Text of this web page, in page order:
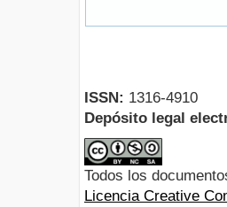
ISSN: 1316-4910
Depósito legal
Todos los
Licencia Creative